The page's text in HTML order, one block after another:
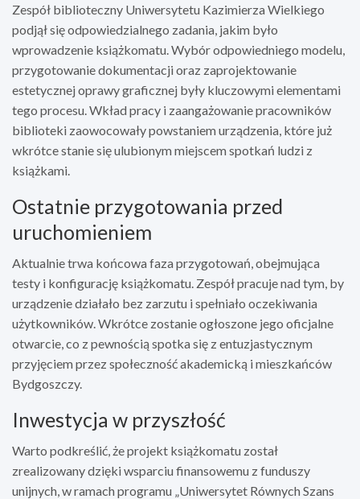
Zespół biblioteczny Uniwersytetu Kazimierza Wielkiego
podjął się odpowiedzialnego zadania, jakim było
wprowadzenie książkomatu. Wybór odpowiedniego modelu,
przygotowanie dokumentacji oraz zaprojektowanie
estetycznej oprawy graficznej były kluczowymi elementami
tego procesu. Wkład pracy i zaangażowanie pracowników
biblioteki zaowocowały powstaniem urządzenia, które już
wkrótce stanie się ulubionym miejscem spotkań ludzi z
książkami.
Ostatnie przygotowania przed
uruchomieniem
Aktualnie trwa końcowa faza przygotowań, obejmująca
testy i konfigurację książkomatu. Zespół pracuje nad tym, by
urządzenie działało bez zarzutu i spełniało oczekiwania
użytkowników. Wkrótce zostanie ogłoszone jego oficjalne
otwarcie, co z pewnością spotka się z entuzjastycznym
przyjęciem przez społeczność akademicką i mieszkańców
Bydgoszczy.
Inwestycja w przyszłość
Warto podkreślić, że projekt książkomatu został
zrealizowany dzięki wsparciu finansowemu z funduszy
unijnych, w ramach programu „Uniwersytet Równych Szans